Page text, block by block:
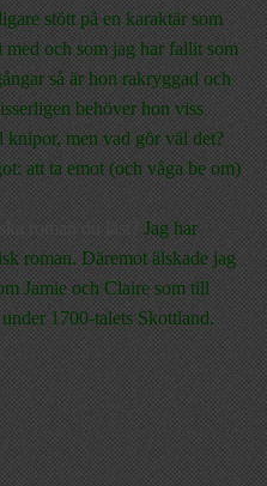
stött på en karaktär som
med och som jag har fallit som
så är hon rakryggad och
behöver hon viss
knipor, men vad gör väl det?
att ta emot (och våga be om)
Jag har
roman. Däremot älskade jag
Jamie och Claire som till
1700-talets Skottland.